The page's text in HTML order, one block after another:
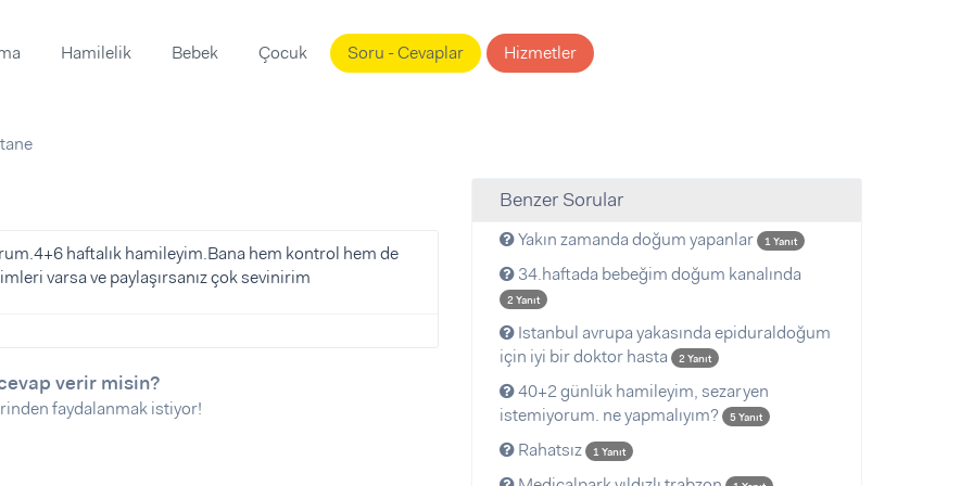
Hamilelik Bebek Çocuk Soru - Cevaplar Hizmetler
haftalık hamileyim.Bana hem kontrol hem de
varsa ve paylaşırsanız çok sevinirim
verir misin?
faydalanmak istiyor!
Benzer Sorular
Yakın zamanda doğum yapanlar 1 Yanıt
34.haftada bebeğim doğum kanalında
2 Yanıt
Istanbul avrupa yakasında epiduraldoğum
için iyi bir doktor hasta
2 Yanıt
40+2 günlük hamileyim, sezaryen
istemiyorum. ne yapmalıyım?
5 Yanıt
Rahatsız 1 Yanıt